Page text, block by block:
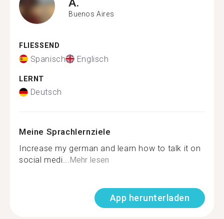
Buenos Aires
FLIESSEND
Spanisch Englisch
LERNT
Deutsch
Meine Sprachlernziele
Increase my german and learn how to talk it on
social medi...Mehr lesen
App herunterladen